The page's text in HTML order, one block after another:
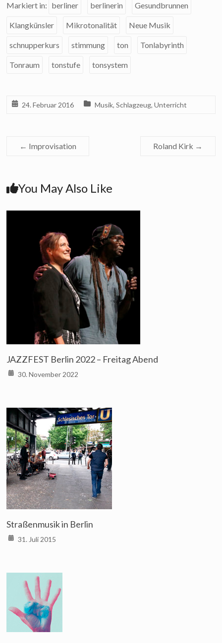
Markiert in: berliner berlinerin Gesundbrunnen
Klangkünsler Mikrotonalität Neue Musik
schnupperkurs stimmung ton Tonlabyrinth
Tonraum tonstufe tonsystem
24. Februar 2016 Musik,Schlagzeug,Unterricht
← Improvisation Roland Kirk →
You May Also Like
JAZZFEST Berlin 2022 – Freitag Abend
30. November 2022
Straßenmusik in Berlin
31. Juli 2015